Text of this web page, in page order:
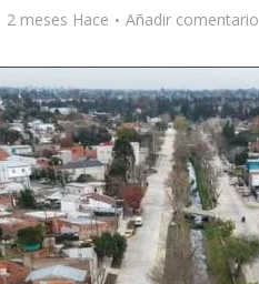
2 meses Hace Añadir comentario